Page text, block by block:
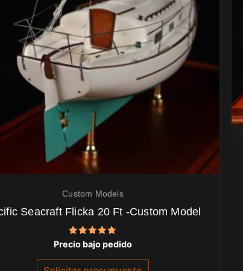
Custom Models
Seacraft Flicka 20 Ft -Custom Model
Valorado
con
5.00
Precio bajo pedido